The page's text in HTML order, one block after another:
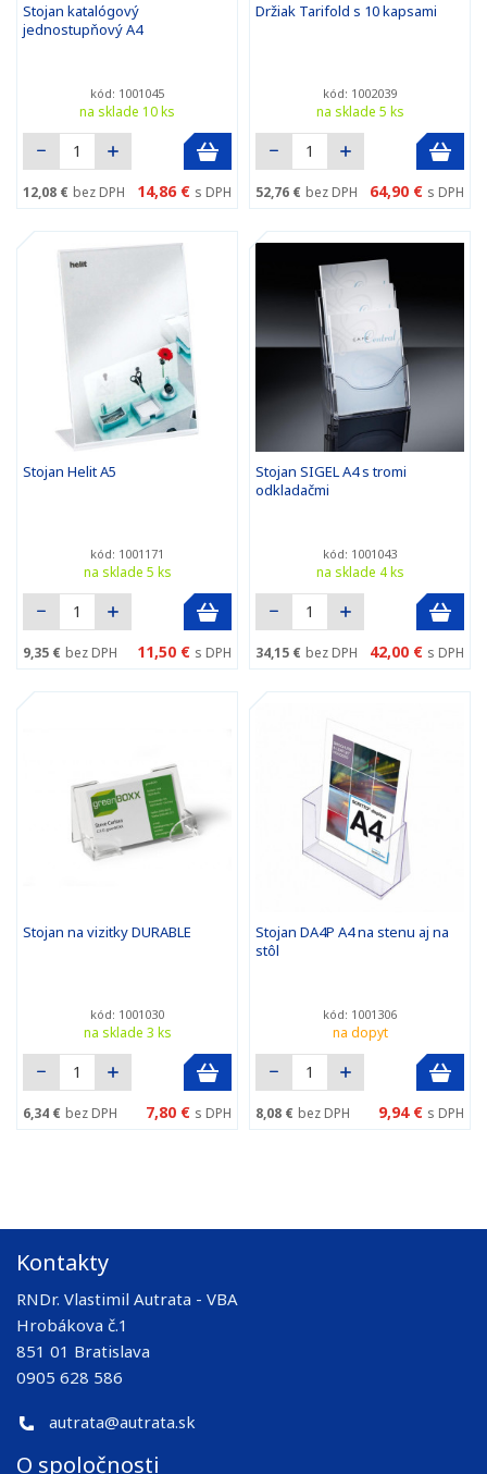
Stojan katalógový
jednostupňový A4
kód: 1001045
na sklade 10 ks
12,08 € bez DPH 14,86 € s DPH
Držiak Tarifold s 10 kapsami
kód: 1002039
na sklade 5 ks
52,76 € bez DPH 64,90 € s DPH
Stojan Helit A5
kód: 1001171
na sklade 5 ks
9,35 € bez DPH 11,50 € s DPH
Stojan SIGEL A4 s tromi
odkladačmi
kód: 1001043
na sklade 4 ks
34,15 € bez DPH 42,00 € s DPH
Stojan na vizitky DURABLE
kód: 1001030
na sklade 3 ks
6,34 € bez DPH 7,80 € s DPH
Stojan DA4P A4 na stenu aj na
stôl
kód: 1001306
na dopyt
8,08 € bez DPH 9,94 € s DPH
Kontakty
RNDr. Vlastimil Autrata - VBA
Hrobákova č.1
851 01 Bratislava
0905 628 586
autrata@autrata.sk
O spoločnosti